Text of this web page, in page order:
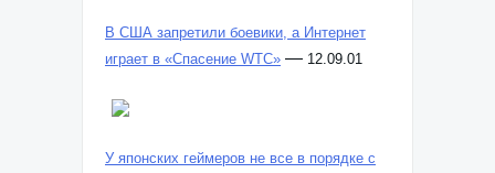
В США запретили боевики, а Интернет
играет в «Спасение WTC» — 12.09.01
У японских геймеров не все в порядке с